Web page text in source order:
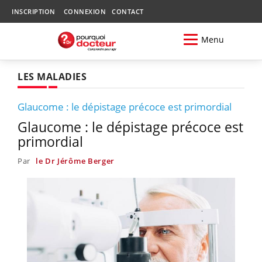
INSCRIPTION CONNEXION CONTACT
Menu
LES MALADIES
Glaucome : le dépistage précoce est primordial
Glaucome : le dépistage précoce est
primordial
Par le Dr Jérôme Berger